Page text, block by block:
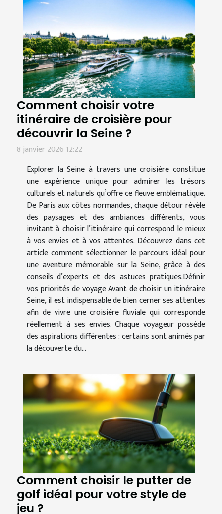
Comment choisir votre
itinéraire de croisière pour
découvrir la Seine ?
8 janvier 2026 12:22
Explorer la Seine à travers une croisière constitue
une expérience unique pour admirer les trésors
culturels et naturels qu’offre ce fleuve emblématique.
De Paris aux côtes normandes, chaque détour révèle
des paysages et des ambiances différents, vous
invitant à choisir l’itinéraire qui correspond le mieux
à vos envies et à vos attentes. Découvrez dans cet
article comment sélectionner le parcours idéal pour
une aventure mémorable sur la Seine, grâce à des
conseils d’experts et des astuces pratiques.Définir
vos priorités de voyage Avant de choisir un itinéraire
Seine, il est indispensable de bien cerner ses attentes
afin de vivre une croisière fluviale qui corresponde
réellement à ses envies. Chaque voyageur possède
des aspirations différentes : certains sont animés par
la découverte du...
Comment choisir le putter de
golf idéal pour votre style de
jeu ?